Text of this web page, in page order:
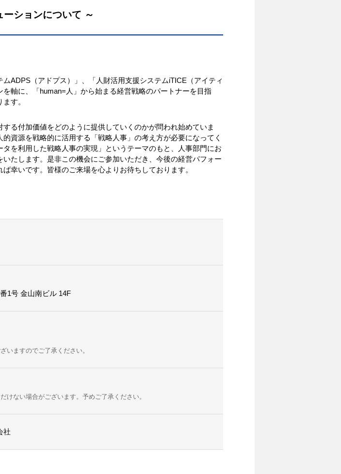
ションについて ～
ADPS（アドプス）」、「人財活用支援システムiTICE（アイティ
軸に、「human=人」から始まる経営戦略のパートナーを目指
す。
る付加価値をどのように提供していくのかが問われ始めていま
資源を戦略的に活用する「戦略人事」の考え方が必要になってく
を利用した戦略人事の実現」というテーマのもと、人事部門にお
たします。是非この機会にご参加いただき、今後の経営パフォー
幸いです。皆様のご来場を心よりお待ちしております。
1号 金山南ビル 14F
いますのでご了承ください。
けない場合がございます。予めご了承ください。
社